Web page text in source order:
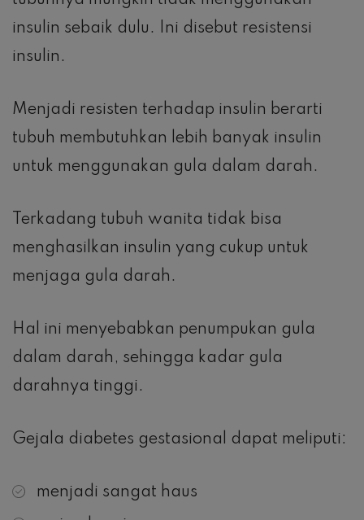
insulin sebaik dulu. Ini disebut resistensi
insulin.
Menjadi resisten terhadap insulin berarti
tubuh membutuhkan lebih banyak insulin
untuk menggunakan gula dalam darah.
Terkadang tubuh wanita tidak bisa
menghasilkan insulin yang cukup untuk
menjaga gula darah.
Hal ini menyebabkan penumpukan gula
dalam darah, sehingga kadar gula
darahnya tinggi.
Gejala diabetes gestasional dapat meliputi:
menjadi sangat haus